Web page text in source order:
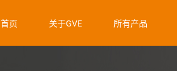
首页 关于GVE 所有产品